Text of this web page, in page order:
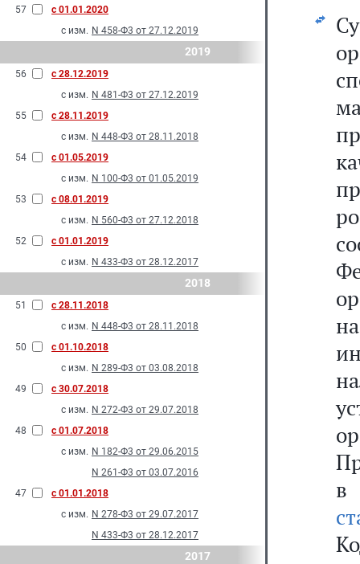
57
с 01.01.2020
с изм. N 458-Ф3 от 27.12.2019
2019
56
с 28.12.2019
с изм. N 481-Ф3 от 27.12.2019
55
с 28.11.2019
с изм. N 448-Ф3 от 28.11.2018
54
с 01.05.2019
с изм. N 100-Ф3 от 01.05.2019
53
с 08.01.2019
с изм. N 560-Ф3 от 27.12.2018
52
с 01.01.2019
с изм. N 433-Ф3 от 28.12.2017
2018
51
с 28.11.2018
с изм. N 448-Ф3 от 28.11.2018
50
с 01.10.2018
с изм. N 289-Ф3 от 03.08.2018
49
с 30.07.2018
с изм. N 272-Ф3 от 29.07.2018
48
с 01.07.2018
с изм. N 182-Ф3 от 29.06.2015
N 261-Ф3 от 03.07.2016
47
с 01.01.2018
с изм. N 278-Ф3 от 29.07.2017
N 433-Ф3 от 28.12.2017
2017
в